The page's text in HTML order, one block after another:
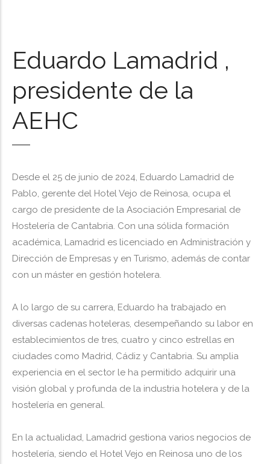
Eduardo Lamadrid ,
presidente de la
AEHC
Desde el 25 de junio de 2024, Eduardo Lamadrid de
Pablo, gerente del Hotel Vejo de Reinosa, ocupa el
cargo de presidente de la Asociación Empresarial de
Hostelería de Cantabria. Con una sólida formación
académica, Lamadrid es licenciado en Administración y
Dirección de Empresas y en Turismo, además de contar
con un máster en gestión hotelera.
A lo largo de su carrera, Eduardo ha trabajado en
diversas cadenas hoteleras, desempeñando su labor en
establecimientos de tres, cuatro y cinco estrellas en
ciudades como Madrid, Cádiz y Cantabria. Su amplia
experiencia en el sector le ha permitido adquirir una
visión global y profunda de la industria hotelera y de la
hostelería en general.
En la actualidad, Lamadrid gestiona varios negocios de
hostelería, siendo el Hotel Vejo en Reinosa uno de los